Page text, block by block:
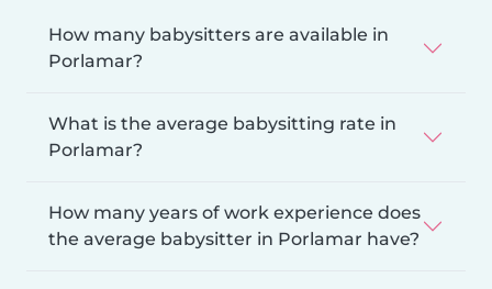
How many babysitters are available in
Porlamar?
What is the average babysitting rate in
Porlamar?
How many years of work experience does
the average babysitter in Porlamar have?